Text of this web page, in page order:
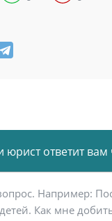
юрист ответит вам